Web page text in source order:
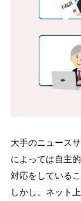
大手のニュース
によっては自主
対応をしている
しかし、ネット